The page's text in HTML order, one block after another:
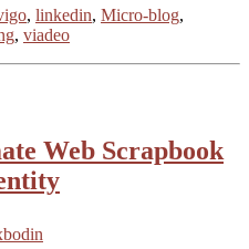
, linkedin, Micro-blog,
, viadeo
Web Scrapbook